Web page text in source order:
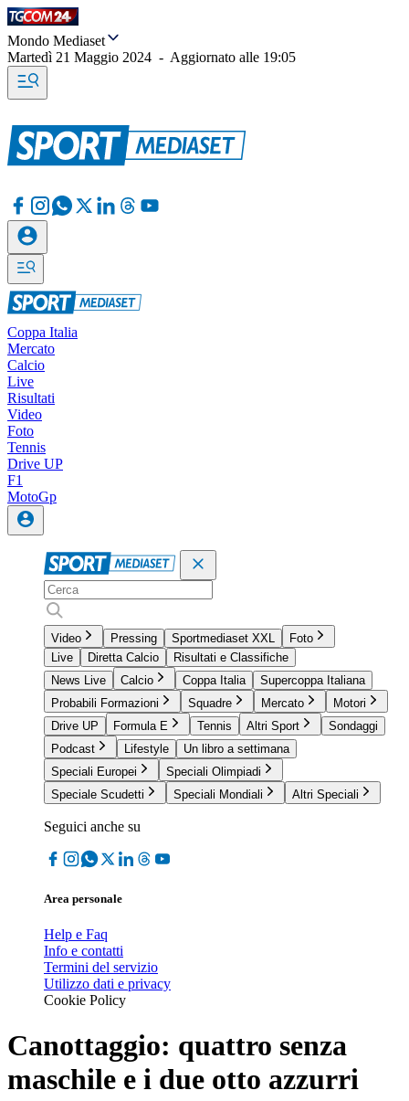
Mondo Mediaset
Martedì 21 Maggio 2024 - Aggiornato alle 19:05
Coppa Italia
Mercato
Calcio
Live
Risultati
Video
Foto
Tennis
Drive UP
F1
MotoGp
Video Pressing Sportmediaset XXL
Foto
Live
Diretta Calcio
Risultati e Classifiche
News Live
Calcio Coppa Italia
Supercoppa Italiana
Probabili Formazioni
Squadre Mercato
Motori
Drive UP
Formula E Tennis Altri Sport
Sondaggi
Podcast
Lifestyle
Un libro a settimana
Speciali Europei
Speciali Olimpiadi
Speciale Scudetti
Speciali Mondiali Altri Speciali
Seguici anche su
Area personale
Help e Faq
Info e contatti
Termini del servizio
Utilizzo dati e privacy
Cookie Policy
Canottaggio: quattro senza
maschile e i due otto azzurri